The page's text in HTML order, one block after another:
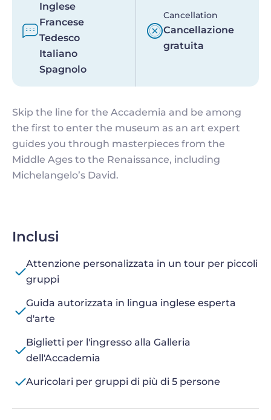
Inglese
Francese
Tedesco
Italiano
Spagnolo
Cancellation
Cancellazione
gratuita
Skip the line for the Accademia and be among
the first to enter the museum as an art expert
guides you through masterpieces from the
Middle Ages to the Renaissance, including
Michelangelo’s David.
Inclusi
Attenzione personalizzata in un tour per piccoli
gruppi
Guida autorizzata in lingua inglese esperta
d'arte
Biglietti per l'ingresso alla Galleria
dell'Accademia
Auricolari per gruppi di più di 5 persone